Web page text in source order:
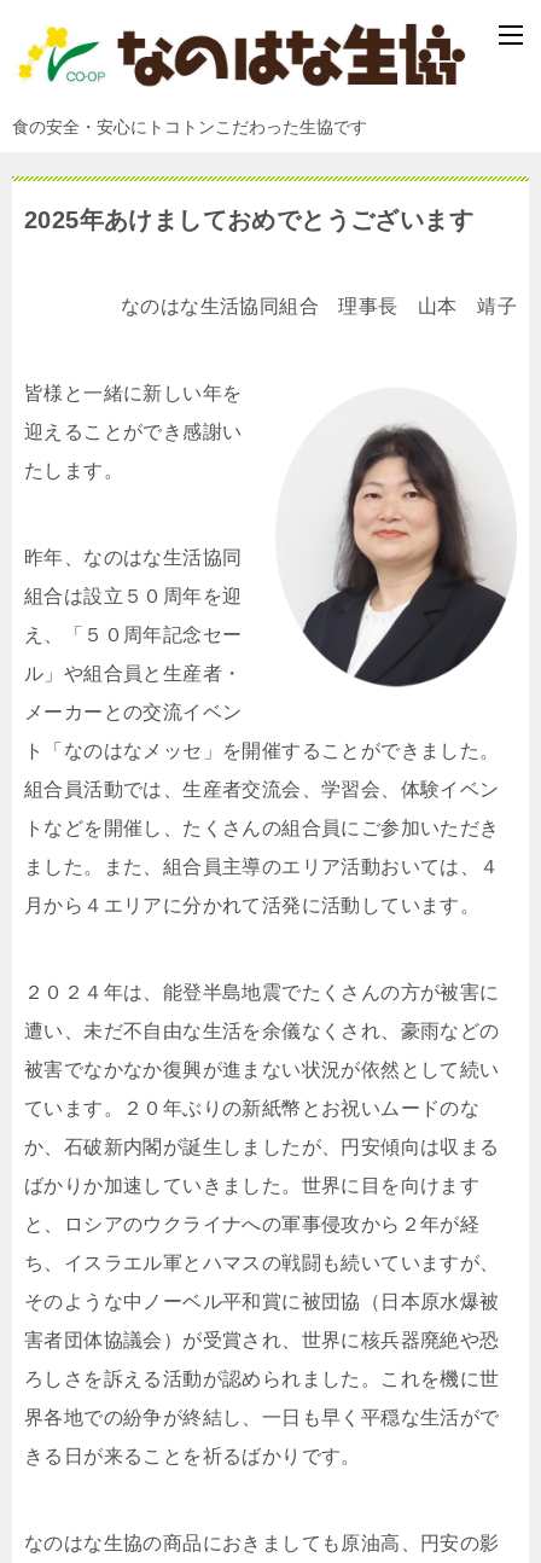
食の安全・安心にトコトンこだわった生協です
2025年あけましておめでとうございます
なのはな生活協同組合 理事長 山本 靖子
皆様と一緒に新しい年を
迎えることができ感謝い
たします。
昨年、なのはな生活協同
組合は設立５０周年を迎
え、「５０周年記念セー
ル」や組合員と生産者・
メーカーとの交流イベン
ト「なのはなメッセ」を開催することができました。
組合員活動では、生産者交流会、学習会、体験イベン
トなどを開催し、たくさんの組合員にご参加いただき
ました。また、組合員主導のエリア活動おいては、４
月から４エリアに分かれて活発に活動しています。
２０２４年は、能登半島地震でたくさんの方が被害に
遭い、未だ不自由な生活を余儀なくされ、豪雨などの
被害でなかなか復興が進まない状況が依然として続い
ています。２０年ぶりの新紙幣とお祝いムードのな
か、石破新内閣が誕生しましたが、円安傾向は収まる
ばかりか加速していきました。世界に目を向けます
と、ロシアのウクライナへの軍事侵攻から２年が経
ち、イスラエル軍とハマスの戦闘も続いていますが、
そのような中ノーベル平和賞に被団協（日本原水爆被
害者団体協議会）が受賞され、世界に核兵器廃絶や恐
ろしさを訴える活動が認められました。これを機に世
界各地での紛争が終結し、一日も早く平穏な生活がで
きる日が来ることを祈るばかりです。
なのはな生協の商品におきましても原油高、円安の影